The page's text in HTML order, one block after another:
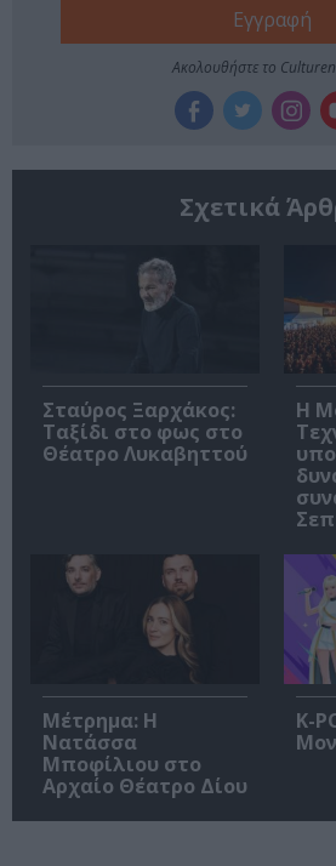
Ακολουθήστε το
Σχετικά
Σταύρος Ξαρχάκος:
Ταξίδι στο φως στο
Θέατρο Λυκαβηττού
Η
Μέτρημα: Η
Νατάσσα
Μποφίλιου στο
Αρχαίο Θέατρο Δίου
K-